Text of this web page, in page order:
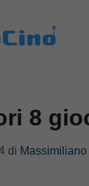
8
di